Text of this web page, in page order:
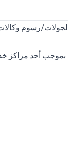
أحد مراكز